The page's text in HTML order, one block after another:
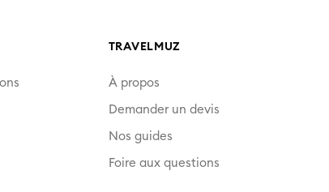
TRAVELMUZ
À propos
Demander un devis
Nos guides
Foire aux questions